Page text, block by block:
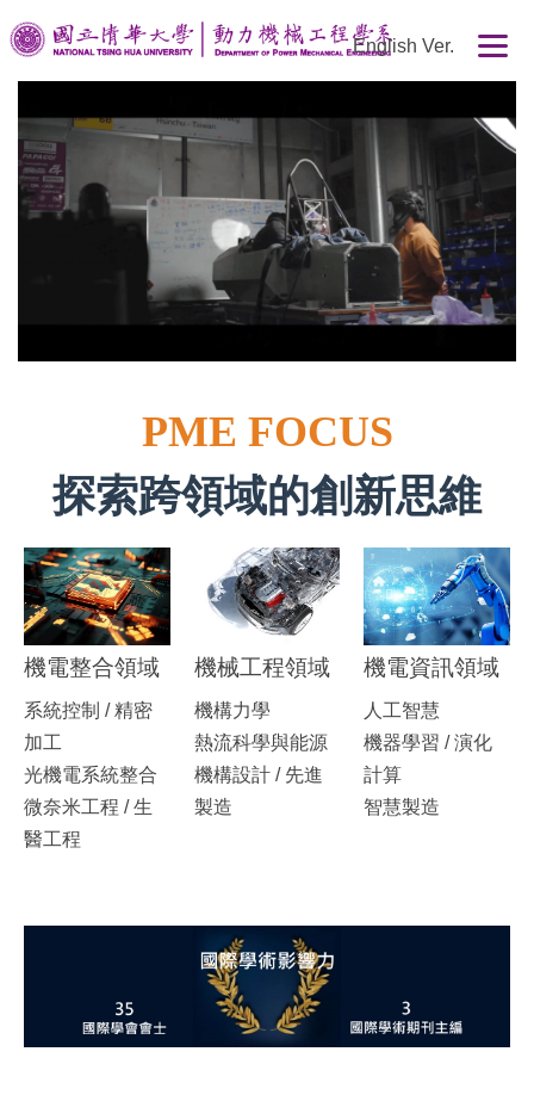
跳
到
內
容
區
English Ver.
PME FOCUS
探索跨領域的創新思維
機電整合領域
系統控制 / 精密
加工
光機電系統整合
微奈米工程 / 生
醫工程
機械工程領域
機構力學
熱流科學與能源
機構設計 / 先進
製造
機電資訊領域
人工智慧
機器學習 / 演化
計算
智慧製造